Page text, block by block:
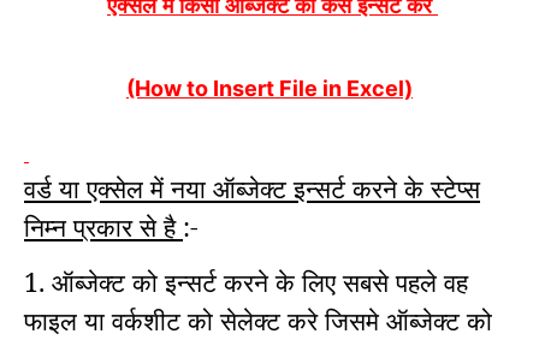
एक्सेल में किसी ऑब्जेक्ट को कैसे इन्सर्ट करें
(How to Insert File in Excel)
वर्ड या एक्सेल में नया ऑब्जेक्ट इन्सर्ट करने के स्टेप्स
निम्न प्रकार से है :-
1. ऑब्जेक्ट को इन्सर्ट करने के लिए सबसे पहले वह
फाइल या वर्कशीट को सेलेक्ट करे जिसमे ऑब्जेक्ट को